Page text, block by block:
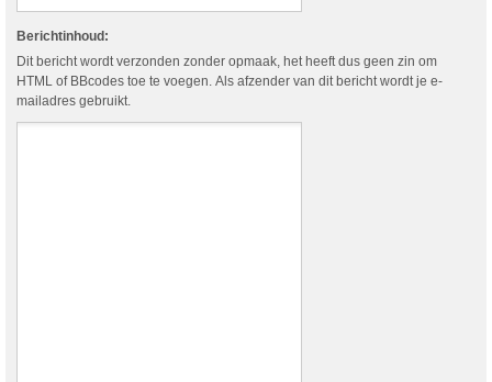
Berichtinhoud:
Dit bericht wordt verzonden zonder opmaak, het heeft dus geen zin om
HTML of BBcodes toe te voegen. Als afzender van dit bericht wordt je e-
mailadres gebruikt.